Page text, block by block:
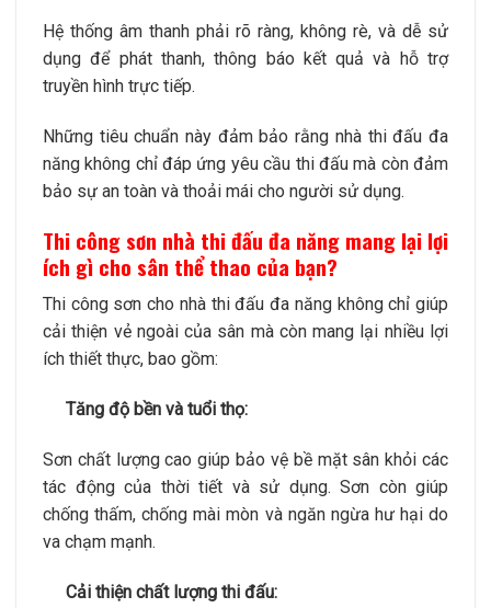
Hệ thống âm thanh phải rõ ràng, không rè, và dễ sử
dụng để phát thanh, thông báo kết quả và hỗ trợ
truyền hình trực tiếp.
Những tiêu chuẩn này đảm bảo rằng nhà thi đấu đa
năng không chỉ đáp ứng yêu cầu thi đấu mà còn đảm
bảo sự an toàn và thoải mái cho người sử dụng.
Thi công sơn nhà thi đấu đa năng mang lại lợi
ích gì cho sân thể thao của bạn?
Thi công sơn cho nhà thi đấu đa năng không chỉ giúp
cải thiện vẻ ngoài của sân mà còn mang lại nhiều lợi
ích thiết thực, bao gồm:
Tăng độ bền và tuổi thọ:
Sơn chất lượng cao giúp bảo vệ bề mặt sân khỏi các
tác động của thời tiết và sử dụng. Sơn còn giúp
chống thấm, chống mài mòn và ngăn ngừa hư hại do
va chạm mạnh.
Cải thiện chất lượng thi đấu: